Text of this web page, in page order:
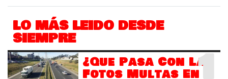
LO MÁS LEIDO DESDE
SIEMPRE
1
¿Que Pasa Con Las
Fotos Multas En